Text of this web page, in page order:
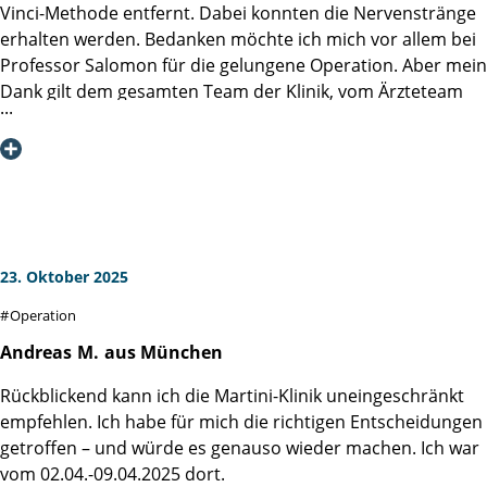
Mensch.
Hier arbeiten hoch qualifizierte, erfahrene und zutiefst
engagierte Fachleute, die alles daransetzen, das Beste für
ihre Patienten zu erreichen – medizinisch wie menschlich.
Mein tief empfundener Dank gilt:
dem gesamten Ärzte-Team
dem Pflegepersonal, das stets aufmerksam, einfühlsam
und professionell war
allen Mitarbeitenden im Hintergrund, ohne die diese
Spitzenmedizin nicht möglich wäre
weiterempfehle.
Liebe Grüße und eine schöne Vorweihnachtszeit aus
Plauen
Vinci-Methode entfernt. Dabei konnten die Nervenstränge
erhalten werden. Bedanken möchte ich mich vor allem bei
Professor Salomon für die gelungene Operation. Aber mein
Dank gilt dem gesamten Team der Klinik, vom Ärzteteam
bis zu den Pflegekräften und den Servicekräften für ihren
tollen Einsatz. Alle waren unwahrscheinlich nett und
23. Oktober 2025
Operation
Andreas M. aus München
Rückblickend kann ich die Martini-Klinik uneingeschränkt
empfehlen. Ich habe für mich die richtigen Entscheidungen
getroffen – und würde es genauso wieder machen. Ich war
vom 02.04.-09.04.2025 dort.